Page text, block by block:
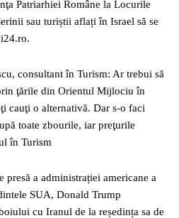
Patriarhiei Române la Locurile
sau turiștii aflați în Israel să se
consultant în Turism: Ar trebui să
ţările din Orientul Mijlociu în
cauţi o alternativă. Dar s-o faci
toate zbourile, iar preţurile
în Turism
presă a administrației americane a
SUA, Donald Trump
cu Iranul de la reședința sa de